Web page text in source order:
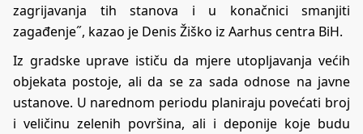
zagrijavanja tih stanova i u konačnici smanjiti
zagađenje˝, kazao je Denis Žiško iz Aarhus centra BiH.
Iz gradske uprave ističu da mjere utopljavanja većih
objekata postoje, ali da se za sada odnose na javne
ustanove. U narednom periodu planiraju povećati broj
i veličinu zelenih površina, ali i deponije koje budu